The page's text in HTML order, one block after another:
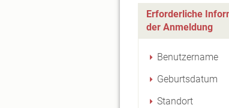
Erforderliche
der Anmeldung
Benutzername
Geburtsdatum
Standort